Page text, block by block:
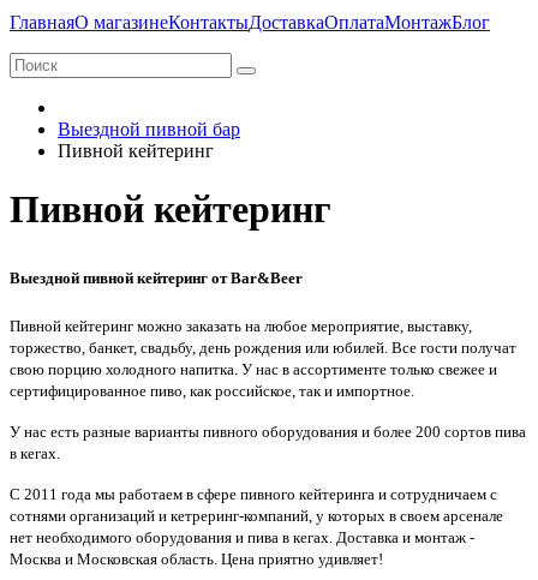
ГлавнаяО магазинеКонтактыДоставкаОплатаМонтажБлог
Выездной пивной бар
Пивной кейтеринг
Пивной кейтеринг
Выездной пивной кейтеринг от Bar&Beer
Пивной кейтеринг можно заказать на любое мероприятие, выставку,
торжество, банкет, свадьбу, день рождения или юбилей. Все гости получат
свою порцию холодного напитка. У нас в ассортименте только свежее и
сертифицированное пиво, как российское, так и импортное.
У нас есть разные варианты пивного оборудования и более 200 сортов пива
в кегах.
С 2011 года мы работаем в сфере пивного кейтеринга и сотрудничаем с
сотнями организаций и кетреринг-компаний, у которых в своем арсенале
нет необходимого оборудования и пива в кегах. Доставка и монтаж -
Москва и Московская область. Цена приятно удивляет!